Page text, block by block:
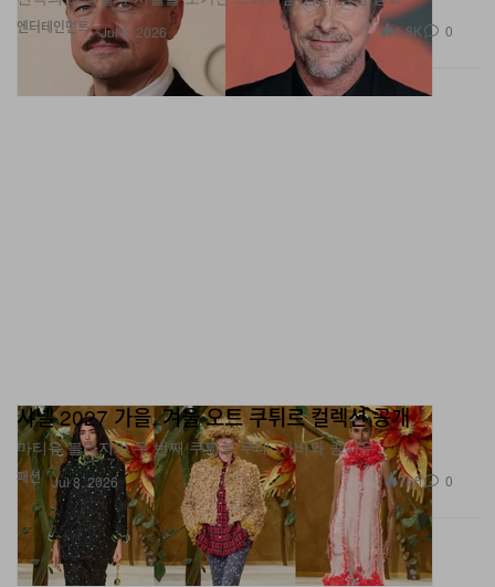
엔터테인먼트 Jul 8, 2026 1.8K 0
패션
샤넬 2027 가을, 겨울 오트 쿠튀르 컬렉션 공개
마티유 블라지의 두 번째 쿠튀르 무대 ‘가비와 콩나무’.
Jul 8, 2026 765 0